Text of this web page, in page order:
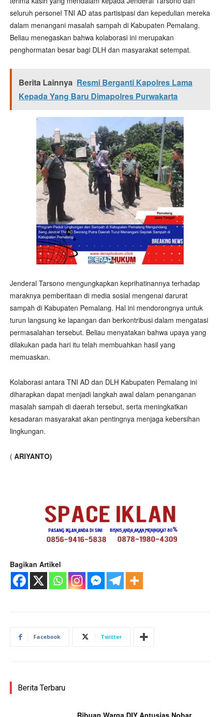
seluruh personel TNI AD atas partisipasi dan kepedulian mereka
dalam menangani masalah sampah di Kabupaten Pemalang.
Beliau menegaskan bahwa kolaborasi ini merupakan
penghormatan besar bagi DLH dan masyarakat setempat.
Berita Lainnya Resmi Berganti Kapolres Lama
Kepada Yang Baru Dimapolres Purwakarta
Jenderal Tarsono mengungkapkan keprihatinannya terhadap
maraknya pemberitaan di media sosial mengenai darurat
sampah di Kabupaten Pemalang. Hal ini mendorongnya untuk
turun langsung ke lapangan dan berkontribusi dalam mengatasi
permasalahan tersebut. Beliau menyatakan bahwa upaya yang
dilakukan pada hari itu telah membuahkan hasil yang
memuaskan.
Kolaborasi antara TNI AD dan DLH Kabupaten Pemalang ini
diharapkan dapat menjadi langkah awal dalam penanganan
masalah sampah di daerah tersebut, serta meningkatkan
kesadaran masyarakat akan pentingnya menjaga kebersihan
lingkungan.
( ARIYANTO)
Bagikan Artikel
Facebook Twitter
Berita Terbaru
Ribuan Warga DIY Antusias Nobar